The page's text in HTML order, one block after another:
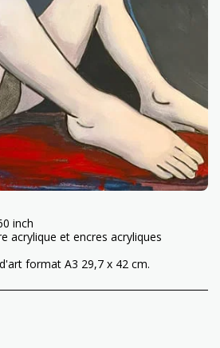
inch
acrylique et encres acryliques
format A3 29,7 x 42 cm.